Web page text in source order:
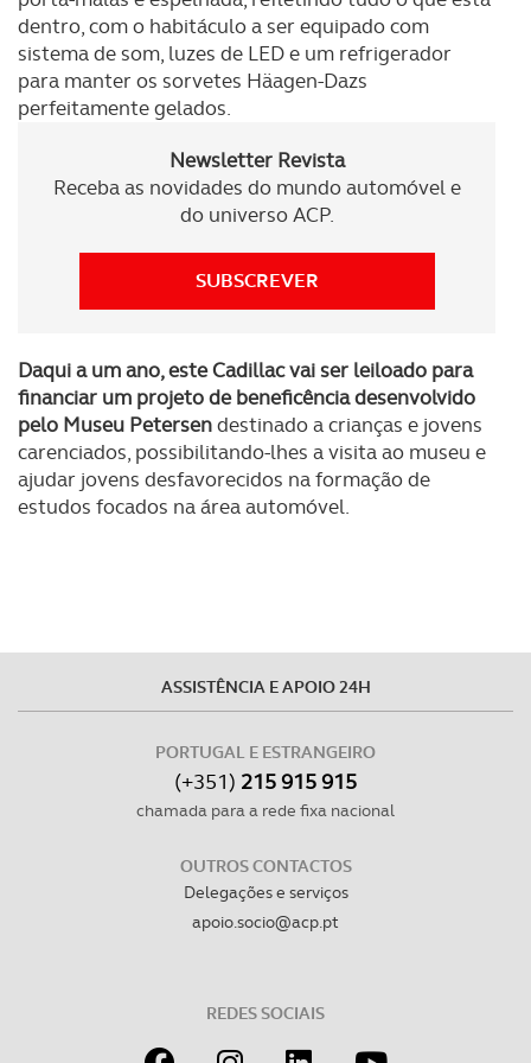
disponibilizados.
Consulte a política de cookies do site.
dentro, com o habitáculo a ser equipado com
sistema de som, luzes de LED e um refrigerador
para manter os sorvetes Häagen-Dazs
perfeitamente gelados.
Newsletter Revista
Receba as novidades do mundo automóvel e
do universo ACP.
SUBSCREVER
Daqui a um ano, este Cadillac vai ser leiloado para
financiar um projeto de beneficência desenvolvido
pelo Museu Petersendestinado a crianças e jovens
carenciados, possibilitando-lhes a visita ao museu e
ajudar jovens desfavorecidos na formação de
estudos focados na área automóvel.
ASSISTÊNCIA E APOIO 24H
PORTUGAL E ESTRANGEIRO
(+351) 215 915 915
chamada para a rede fixa nacional
OUTROS CONTACTOS
Delegações e serviços
apoio.socio@acp.pt
REDES SOCIAIS